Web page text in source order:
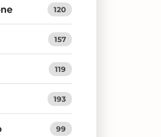
120
157
119
193
99